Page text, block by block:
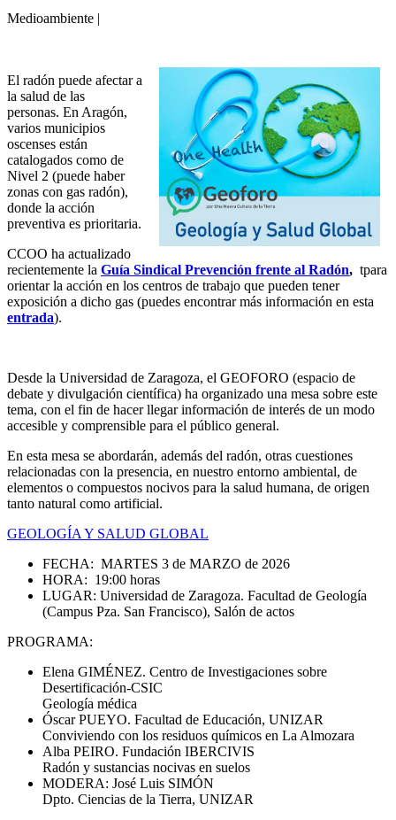
Medioambiente |
El radón puede afectar a
la salud de las
personas. En Aragón,
varios municipios
oscenses están
catalogados como de
Nivel 2 (puede haber
zonas con gas radón),
donde la acción
preventiva es prioritaria.
CCOO ha actualizado
recientemente la Guía Sindical Prevención frente al Radón, tpara
orientar la acción en los centros de trabajo que pueden tener
exposición a dicho gas (puedes encontrar más información en esta
entrada).
Desde la Universidad de Zaragoza, el GEOFORO (espacio de
debate y divulgación científica) ha organizado una mesa sobre este
tema, con el fin de hacer llegar información de interés de un modo
accesible y comprensible para el público general.
En esta mesa se abordarán, además del radón, otras cuestiones
relacionadas con la presencia, en nuestro entorno ambiental, de
elementos o compuestos nocivos para la salud humana, de origen
tanto natural como artificial.
GEOLOGÍA Y SALUD GLOBAL
FECHA: MARTES 3 de MARZO de 2026
HORA: 19:00 horas
LUGAR: Universidad de Zaragoza. Facultad de Geología
(Campus Pza. San Francisco), Salón de actos
PROGRAMA:
Elena GIMÉNEZ. Centro de Investigaciones sobre
Desertificación-CSIC
Geología médica
Óscar PUEYO. Facultad de Educación, UNIZAR
Conviviendo con los residuos químicos en La Almozara
Alba PEIRO. Fundación IBERCIVIS
Radón y sustancias nocivas en suelos
MODERA: José Luis SIMÓN
Dpto. Ciencias de la Tierra, UNIZAR